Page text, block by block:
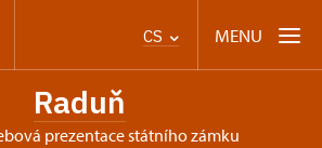
CS MENU
Raduň
prezentace státního zámku